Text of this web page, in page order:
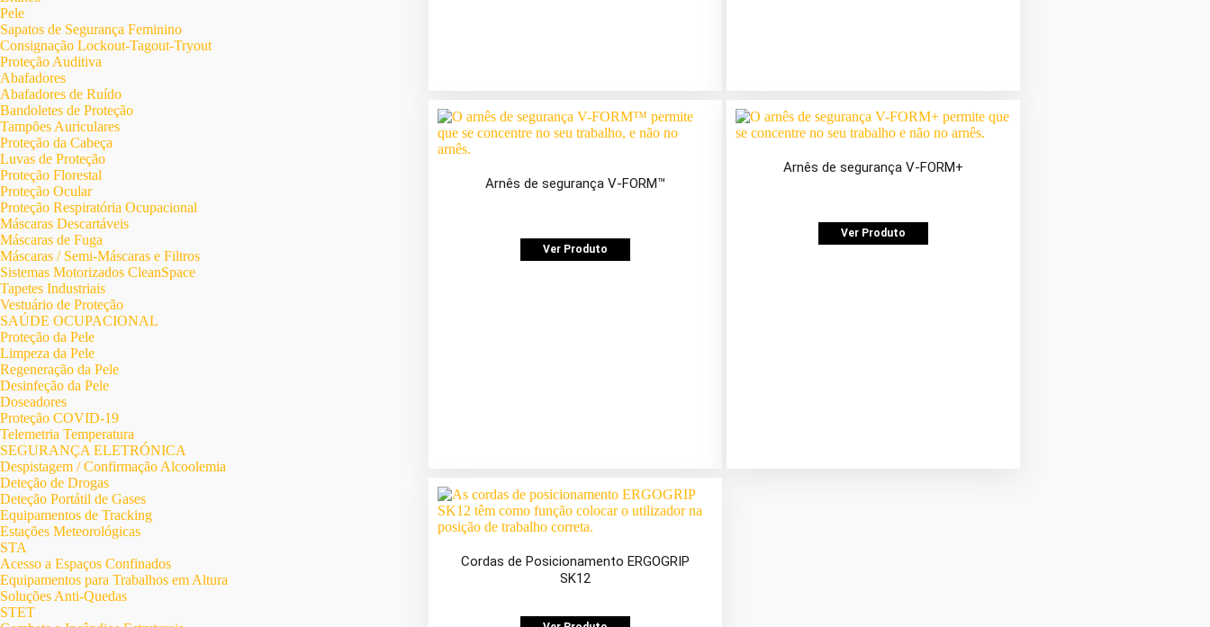
Pele
Sapatos de Segurança Feminino
Consignação Lockout-Tagout-Tryout
Proteção Auditiva
Abafadores
Abafadores de Ruído
Bandoletes de Proteção
Tampões Auriculares
Proteção da Cabeça
Luvas de Proteção
Proteção Florestal
Proteção Ocular
Proteção Respiratória Ocupacional
Máscaras Descartáveis
Máscaras de Fuga
Máscaras / Semi-Máscaras e Filtros
Sistemas Motorizados CleanSpace
Tapetes Industriais
Vestuário de Proteção
SAÚDE OCUPACIONAL
Proteção da Pele
Limpeza da Pele
Regeneração da Pele
Desinfeção da Pele
Doseadores
Proteção COVID-19
Telemetria Temperatura
SEGURANÇA ELETRÓNICA
Despistagem / Confirmação Alcoolemia
Deteção de Drogas
Deteção Portátil de Gases
Equipamentos de Tracking
Estações Meteorológicas
STA
Acesso a Espaços Confinados
Equipamentos para Trabalhos em Altura
Soluções Anti-Quedas
STET
Arnês de segurança V-FORM™
Ver Produto
Arnês de segurança V-FORM+
Ver Produto
Cordas de Posicionamento ERGOGRIP
SK12